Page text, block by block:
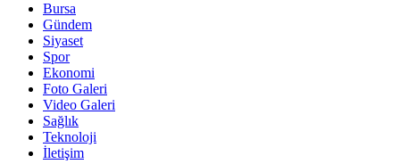
Bursa
Gündem
Siyaset
Spor
Ekonomi
Foto Galeri
Video Galeri
Sağlık
Teknoloji
İletişim